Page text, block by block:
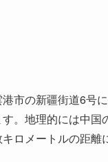
市の新疆街道6号
。地理的には中
ロメートルの距